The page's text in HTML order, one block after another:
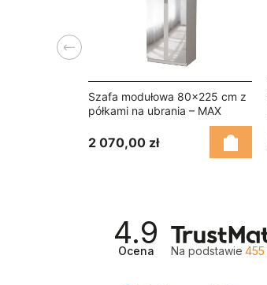
Szafa modułowa 80x225 cm z
półkami na ubrania – MAX
2 070,00 zł
Poprzedni
4.9
Ocena Na podstawie 455